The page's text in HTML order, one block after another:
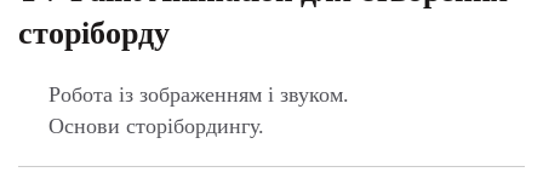
на реальному проєкті